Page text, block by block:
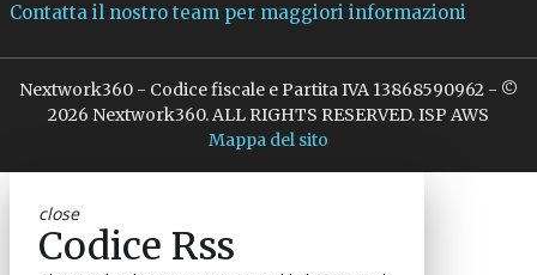
Contatta il nostro team per maggiori informazioni
Nextwork360 - Codice fiscale e Partita IVA 13868590962 - ©
2026 Nextwork360. ALL RIGHTS RESERVED. ISP AWS
Mappa del sito
close
Codice Rss